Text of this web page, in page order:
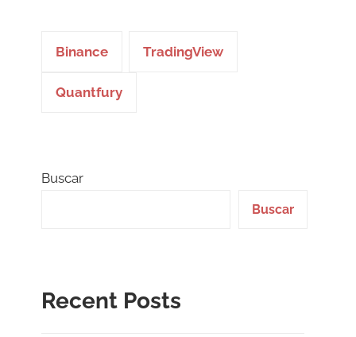
Binance TradingView
Quantfury
Buscar
Buscar
Recent Posts